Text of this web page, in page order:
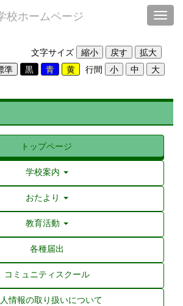
校ホームページ
文字サイズ
行間
トップページ
学校案内
おたより
教育活動
各種届出
コミュニティスクール
情報の取り扱いについて